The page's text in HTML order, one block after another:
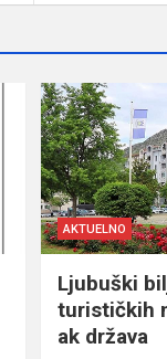
AKTUELNO
Ljubuški
turističkih
ak država